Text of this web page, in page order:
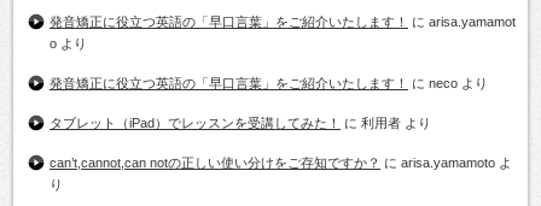
発音矯正に役立つ英語の「早口言葉」をご紹介いたします！ に arisa.yamamot
o より
発音矯正に役立つ英語の「早口言葉」をご紹介いたします！ に neco より
タブレット（iPad）でレッスンを受講してみた！ に 利用者 より
can’t,cannot,can notの正しい使い分けをご存知ですか？ に arisa.yamamoto よ
り